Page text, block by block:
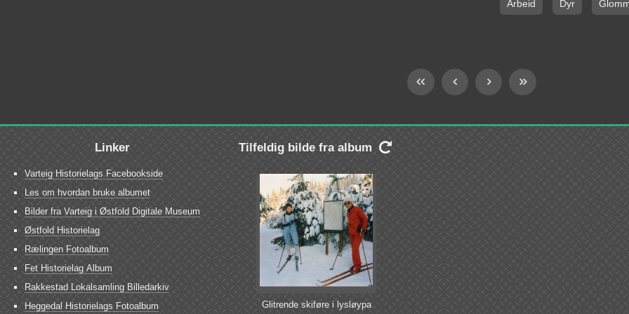
Arbeid Dyr
Linker
Varteig Historielags Facebookside
Les om hvordan bruke albumet
Bilder fra Varteig i Østfold Digitale Museum
Østfold Historielag
Rælingen Fotoalbum
Fet Historielag Album
Rakkestad Lokalsamling Billedarkiv
Heggedal Historielags Fotoalbum
Tilfeldig bilde fra album 
Glitrende skiføre i lysløypa